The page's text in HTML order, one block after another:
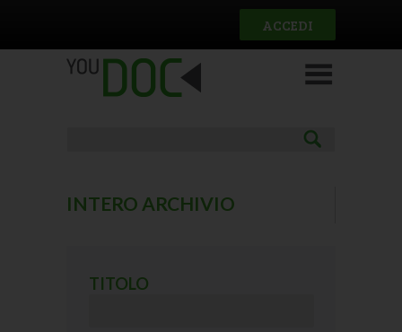
ACCEDI
INTERO ARCHIVIO
TITOLO